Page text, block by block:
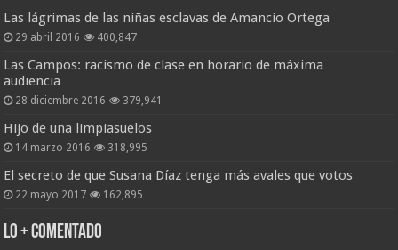
Las lágrimas de las niñas esclavas de Amancio Ortega
29 abril 2016 400,847
Las Campos: racismo de clase en horario de máxima
audiencia
28 diciembre 2016 379,941
Hijo de una limpiasuelos
14 marzo 2016 318,995
El secreto de que Susana Díaz tenga más avales que votos
22 mayo 2017 162,895
Lo + Comentado